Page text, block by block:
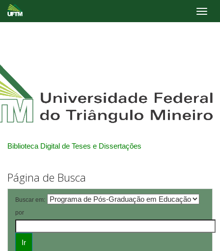
Biblioteca Digital de Teses e Dissertações
Página de Busca
Buscar em:
por